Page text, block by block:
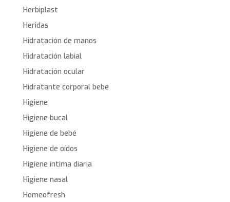
Herbiplast
Heridas
Hidratación de manos
Hidratación labial
Hidratación ocular
Hidratante corporal bebé
Higiene
Higiene bucal
Higiene de bebé
Higiene de oídos
Higiene íntima diaria
Higiene nasal
Homeofresh